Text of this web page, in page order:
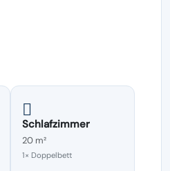
Schlafzimmer
20 m²
1× Doppelbett